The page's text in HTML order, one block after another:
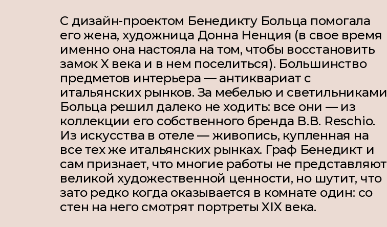
С дизайн-проектом Бенедикту Больца помогала
его жена, художница Донна Ненция (в свое время
именно она настояла на том, чтобы восстановить
замок X века и в нем поселиться). Большинство
предметов интерьера — антиквариат с
итальянских рынков. За мебелью и светильниками
Больца решил далеко не ходить: все они — из
коллекции его собственного бренда B.B. Reschio.
Из искусства в отеле — живопись, купленная на
все тех же итальянских рынках. Граф Бенедикт и
сам признает, что многие работы не представляют
великой художественной ценности, но шутит, что
зато редко когда оказывается в комнате один: со
стен на него смотрят портреты XIX века.